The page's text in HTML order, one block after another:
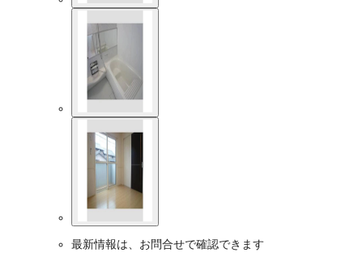
最新情報は、お問合せで確認できます